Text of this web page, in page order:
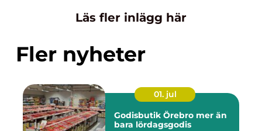
Läs fler inlägg här
Fler nyheter
01. jul
Godisbutik Örebro mer än
bara lördagsgodis